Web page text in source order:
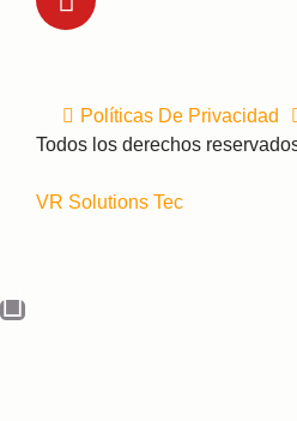
Todos los derechos
VR Solutions Tec
Políticas De Privacidad